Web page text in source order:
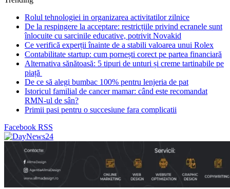
Rolul tehnologiei in organizarea activitatilor zilnice
De la respingere la acceptare: restricțiile privind ecranele sunt
înlocuite cu sarcinile educative, potrivit Novakid
Ce verifică experții înainte de a stabili valoarea unui Rolex
Contabilitate startup: cum pornești corect pe partea financiară
Alternativa sănătoasă: 5 tipuri de unturi și creme tartinabile pe
piață
De ce să alegi bumbac 100% pentru lenjeria de pat
Istoricul familial de cancer mamar: când este recomandat
RMN-ul de sân?
Primii pasi pentru o succesiune fara complicatii
Facebook RSS